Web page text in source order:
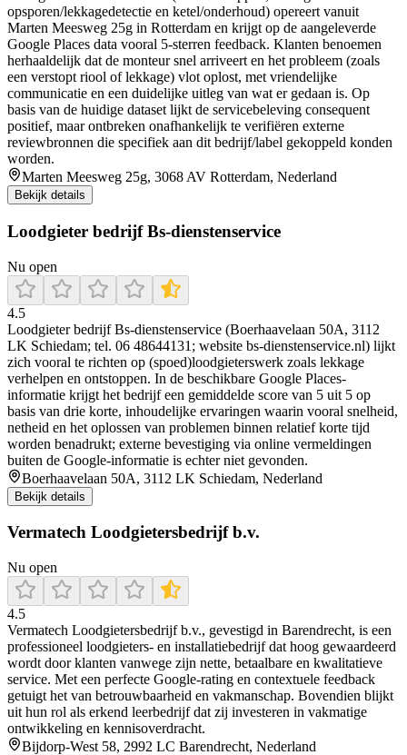
opsporen/lekkagedetectie en ketel/onderhoud) opereert vanuit
Marten Meesweg 25g in Rotterdam en krijgt op de aangeleverde
Google Places data vooral 5-sterren feedback. Klanten benoemen
herhaaldelijk dat de monteur snel arriveert en het probleem (zoals
een verstopt riool of lekkage) vlot oplost, met vriendelijke
communicatie en een duidelijke uitleg van wat er gedaan is. Op
basis van de huidige dataset lijkt de servicebeleving consequent
positief, maar ontbreken onafhankelijk te verifiëren externe
reviewbronnen die specifiek aan dit bedrijf/label gekoppeld konden
worden.
Marten Meesweg 25g, 3068 AV Rotterdam, Nederland
Bekijk details
Loodgieter bedrijf Bs-dienstenservice
Nu open
4.5
Loodgieter bedrijf Bs-dienstenservice (Boerhaavelaan 50A, 3112
LK Schiedam; tel. 06 48644131; website bs-dienstenservice.nl) lijkt
zich vooral te richten op (spoed)loodgieterswerk zoals lekkage
verhelpen en ontstoppen. In de beschikbare Google Places-
informatie krijgt het bedrijf een gemiddelde score van 5 uit 5 op
basis van drie korte, inhoudelijke ervaringen waarin vooral snelheid,
netheid en het oplossen van problemen binnen relatief korte tijd
worden benadrukt; externe bevestiging via online vermeldingen
buiten de Google-informatie is echter niet gevonden.
Boerhaavelaan 50A, 3112 LK Schiedam, Nederland
Bekijk details
Vermatech Loodgietersbedrijf b.v.
Nu open
4.5
Vermatech Loodgietersbedrijf b.v., gevestigd in Barendrecht, is een
professioneel loodgieters- en installatiebedrijf dat hoog gewaardeerd
wordt door klanten vanwege zijn nette, betaalbare en kwalitatieve
service. Met een perfecte Google-rating en contextuele feedback
getuigt het van betrouwbaarheid en vakmanschap. Bovendien blijkt
uit hun rol als erkend leerbedrijf dat zij investeren in vakmatige
ontwikkeling en kennisoverdracht.
Bijdorp-West 58, 2992 LC Barendrecht, Nederland